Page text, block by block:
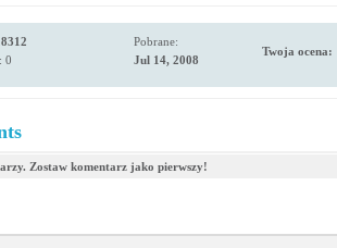
0
Pobrane:
Jul 14, 2008
Twoja ocena:
Zostaw komentarz jako pierwszy!